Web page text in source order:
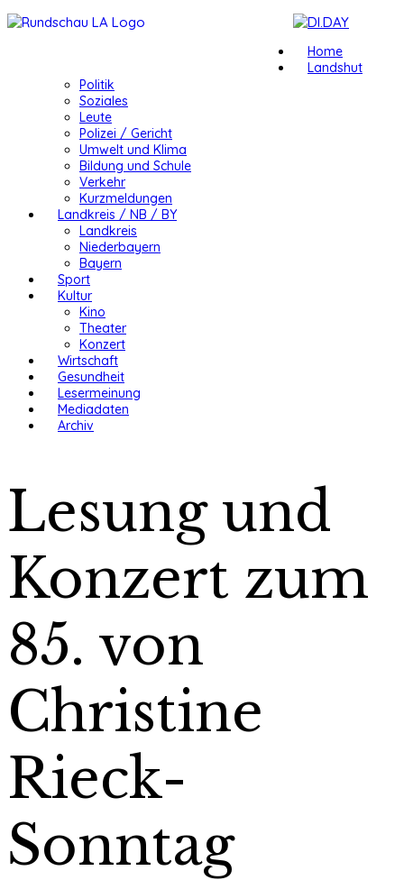
Home
Landshut
Politik
Soziales
Leute
Polizei / Gericht
Umwelt und Klima
Bildung und Schule
Verkehr
Kurzmeldungen
Landkreis / NB / BY
Landkreis
Niederbayern
Bayern
Sport
Kultur
Kino
Theater
Konzert
Wirtschaft
Gesundheit
Lesermeinung
Mediadaten
Archiv
Lesung und
Konzert zum
85. von
Christine
Rieck-
Sonntag